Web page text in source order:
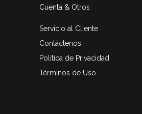
Cuenta & Otros
Servicio al Cliente
Contáctenos
Política de Privacidad
Términos de Uso